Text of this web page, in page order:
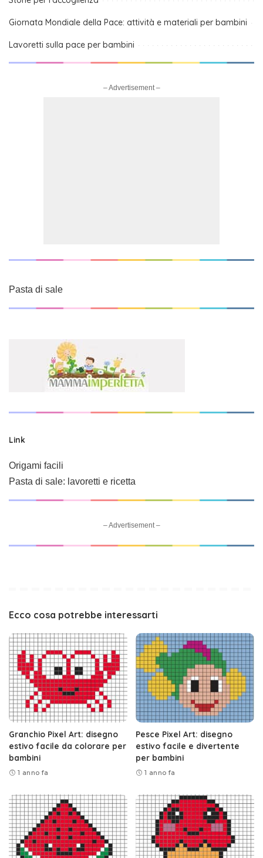
Giornata Mondiale della Pace: attività e materiali per bambini
Lavoretti sulla pace per bambini
– Advertisement –
Pasta di sale
Link
Origami facili
Pasta di sale: lavoretti e ricetta
– Advertisement –
Ecco cosa potrebbe interessarti
Granchio Pixel Art: disegno
estivo facile da colorare per
bambini
1 anno fa
Pesce Pixel Art: disegno
estivo facile e divertente
per bambini
1 anno fa